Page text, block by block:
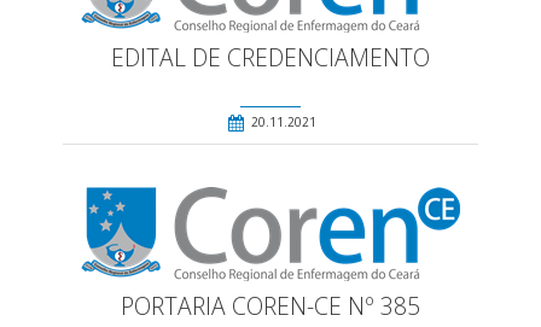
EDITAL DE CREDENCIAMENTO
20.11.2021
PORTARIA COREN-CE Nº 385